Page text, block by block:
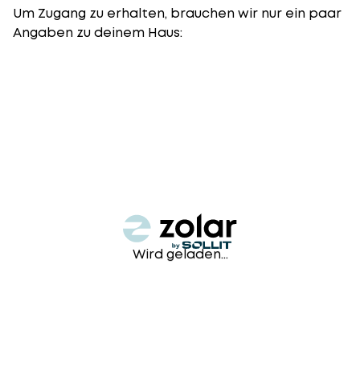
Um Zugang zu erhalten, brauchen wir nur ein paar
Angaben zu deinem Haus:
Wird geladen...